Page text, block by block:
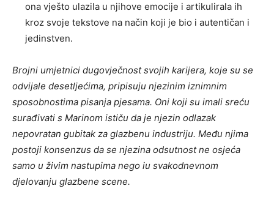
ona vješto ulazila u njihove emocije i artikulirala ih
kroz svoje tekstove na način koji je bio i autentičan i
jedinstven.
Brojni umjetnici dugovječnost svojih karijera, koje su se
odvijale desetljećima, pripisuju njezinim iznimnim
sposobnostima pisanja pjesama. Oni koji su imali sreću
surađivati ​​s Marinom ističu da je njezin odlazak
nepovratan gubitak za glazbenu industriju. Među njima
postoji konsenzus da se njezina odsutnost ne osjeća
samo u živim nastupima nego iu svakodnevnom
djelovanju glazbene scene.